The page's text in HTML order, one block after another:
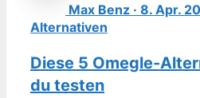
Max Benz · 8. Apr.
Alternativen
Diese 5 Omegle-
du testen